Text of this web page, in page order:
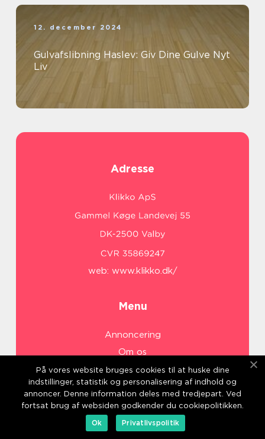
12. december 2024
Gulvafslibning Haslev: Giv Dine Gulve Nyt
Liv
Adresse
web: www.klikko.dk/
Menu
Annoncering
Om os
Cookies
Kontakt os
Sitemap
På vores website bruges cookies til at huske dine
indstillinger, statistik og personalisering af indhold og
annoncer. Denne information deles med tredjepart. Ved
fortsat brug af websiden godkender du cookiepolitikken.
Ok
Privatlivspolitik